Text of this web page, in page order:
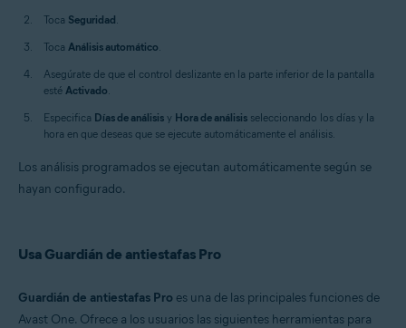
Toca Seguridad.
Toca Análisis automático.
Asegúrate de que el control deslizante en la parte inferior de la pantalla
esté Activado.
Especifica Días de análisis y Hora de análisis seleccionando los días y la
hora en que deseas que se ejecute automáticamente el análisis.
Los análisis programados se ejecutan automáticamente según se
hayan configurado.
Usa Guardián de antiestafas Pro
Guardián de antiestafas Pro es una de las principales funciones de
Avast One. Ofrece a los usuarios las siguientes herramientas para